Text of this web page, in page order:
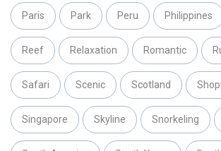
Paris Park Peru Philippines
Reef Relaxation Romantic
Safari Scenic Scotland
Singapore Skyline Snorkeling